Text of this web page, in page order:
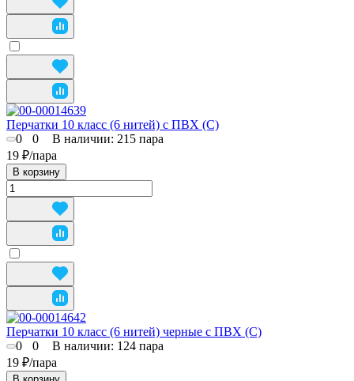
Перчатки 10 класс (6 нитей) с ПВХ (С)
0
0 В наличии: 215 пара
19 ₽/пара
В корзину
Перчатки 10 класс (6 нитей) черные с ПВХ (С)
0
0 В наличии: 124 пара
19 ₽/пара